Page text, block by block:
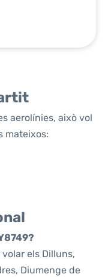
aerolínies, això vol
mateixos:
els Dilluns,
Diumenge de